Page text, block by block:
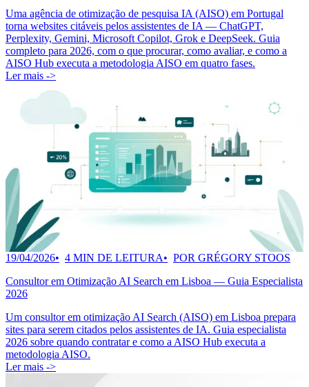
Uma agência de otimização de pesquisa IA (AISO) em Portugal
torna websites citáveis pelos assistentes de IA — ChatGPT,
Perplexity, Gemini, Microsoft Copilot, Grok e DeepSeek. Guia
completo para 2026, com o que procurar, como avaliar, e como a
AISO Hub executa a metodologia AISO em quatro fases.
Ler mais ->
19/04/2026 4 MIN DE LEITURA
POR GRÉGORY STOOS
Consultor em Otimização AI Search em Lisboa — Guia Especialista
2026
Um consultor em otimização AI Search (AISO) em Lisboa prepara
sites para serem citados pelos assistentes de IA. Guia especialista
2026 sobre quando contratar e como a AISO Hub executa a
metodologia AISO.
Ler mais ->